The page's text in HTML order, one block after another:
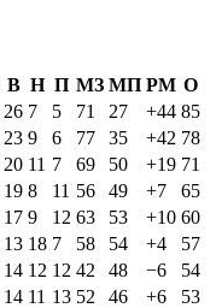
В Н П МЗ МП РМ О
26 7 5 71 27 +44 85
23 9 6 77 35 +42 78
20 11 7 69 50 +19 71
19 8 11 56 49 +7
65
17 9 12 63 53 +10 60
13 18 7 58 54 +4
57
14 12 12 42 48 −6
54
14 11 13 52 46 +6
53